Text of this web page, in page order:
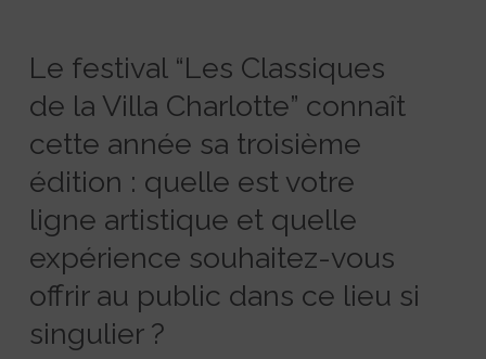
Le festival “Les Classiques
de la Villa Charlotte” connaît
cette année sa troisième
édition : quelle est votre
ligne artistique et quelle
expérience souhaitez-vous
offrir au public dans ce lieu si
singulier ?